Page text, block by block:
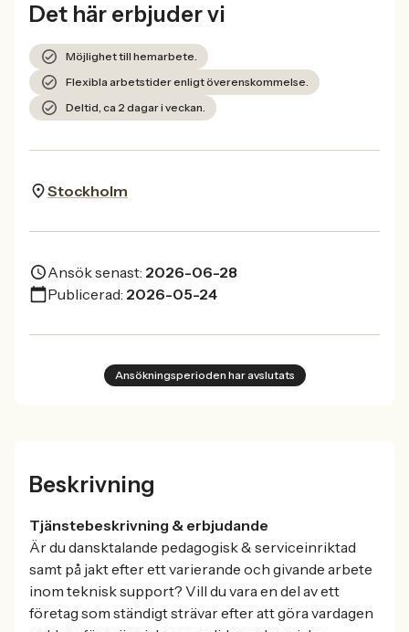
Det här erbjuder vi
Möjlighet till hemarbete.
Flexibla arbetstider enligt överenskommelse.
Deltid, ca 2 dagar i veckan.
Stockholm
Ansök senast: 2026-06-28
Publicerad: 2026-05-24
Ansökningsperioden har avslutats
Beskrivning
Tjänstebeskrivning & erbjudande
Är du dansktalande pedagogisk & serviceinriktad
samt på jakt efter ett varierande och givande arbete
inom teknisk support? Vill du vara en del av ett
företag som ständigt strävar efter att göra vardagen